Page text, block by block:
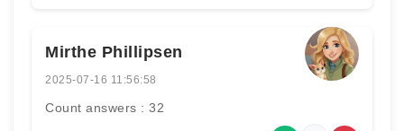
Mirthe Phillipsen
2025-07-16 11:56:58
Count answers : 32